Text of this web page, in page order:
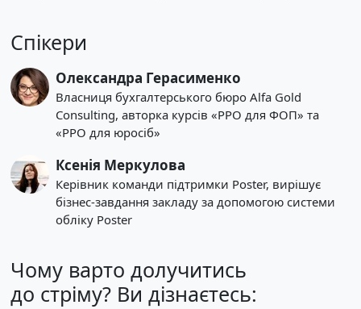
Спікери
Олександра Герасименко
Власниця бухгалтерського бюро Alfa Gold
Consulting, авторка курсів «РРО для ФОП» та
«РРО для юросіб»
Ксенія Меркулова
Керівник команди підтримки Poster, вирішує
бізнес-завдання закладу за допомогою системи
обліку Poster
Чому варто долучитись
до стріму? Ви дізнаєтесь: